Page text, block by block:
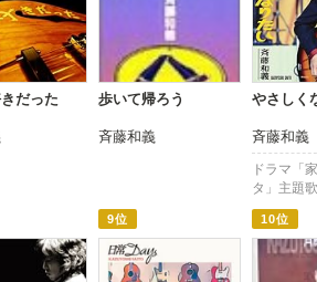
だった 歩いて帰ろう
斉藤和義
やさしく
斉藤和義
ドラマ「
タ」主題歌
9位 10位